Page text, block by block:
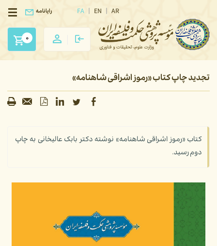
FA EN AR رایانامه
0
تجدید چاپ کتاب «رموز اشراقی شاهنامه»
کتاب «رموز اشراقی شاهنامه» نوشته دکتر بابک عالیخانی به چاپ
دوم رسید.